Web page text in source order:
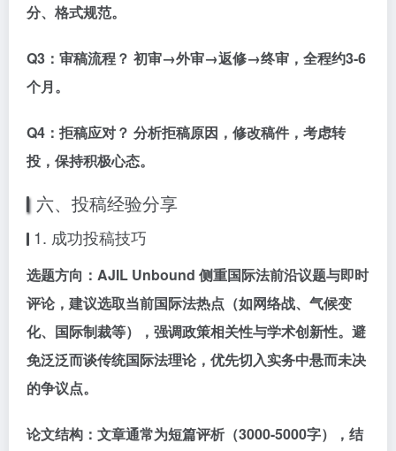
分、格式规范。
Q3：审稿流程？ 初审→外审→返修→终审，全程约3-6
个月。
Q4：拒稿应对？ 分析拒稿原因，修改稿件，考虑转
投，保持积极心态。
六、投稿经验分享
1. 成功投稿技巧
选题方向：AJIL Unbound 侧重国际法前沿议题与即时
评论，建议选取当前国际法热点（如网络战、气候变
化、国际制裁等），强调政策相关性与学术创新性。避
免泛泛而谈传统国际法理论，优先切入实务中悬而未决
的争议点。
论文结构：文章通常为短篇评析（3000-5000字），结